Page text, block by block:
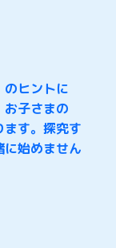
ヒントに
子さまの
ます。探究す
に始めません